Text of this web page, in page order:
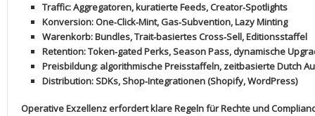
Traffic: Aggregatoren, kuratierte Feeds, Creator‑Spotlights
Konversion: One‑Click‑Mint, ​Gas‑Subvention, Lazy ⁢Minting
Warenkorb: ⁣Bundles, Trait‑basiertes Cross‑Sell, Editionsstaffel
Retention: Token‑gated Perks, ⁣Season Pass, ⁣dynamische
Preisbildung: ⁤algorithmische Preisstaffeln, zeitbasierte Dutch
Distribution: ‌SDKs, Shop‑Integrationen (Shopify,⁤ WordPress)
Operative Exzellenz erfordert klare Regeln für Rechte und